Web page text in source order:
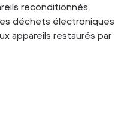
reconditionnés.
déchets électroniques
appareils restaurés par